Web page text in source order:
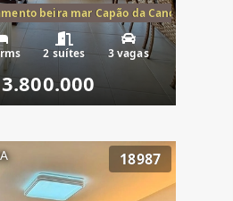
beira mar Capão da Canoa,
2 suítes 3 vagas
18987